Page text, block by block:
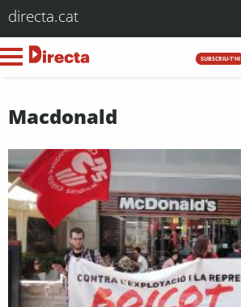
directa.cat
SUBSCRIU-T'HI
Macdonald